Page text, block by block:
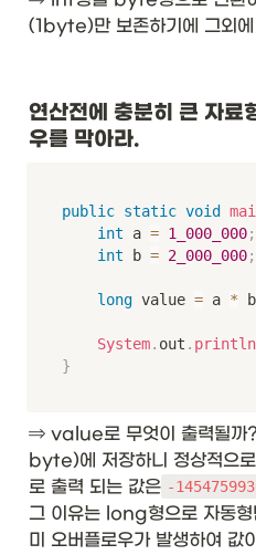
(1byte)만 보존하기에 그외에
연산전에 충분히 큰 자료
우를 막아라.
public static void
int a = 1_000_000;
int b = 2_000_000;
long value = a * b
System. out . println
}
⇒ value로 무엇이 출력될까?
byte)에 저장하니 정상적으
로 출력 되는 값은 -
그 이유는 long형으로 자동형
미 오버플로우가 발생하여 값